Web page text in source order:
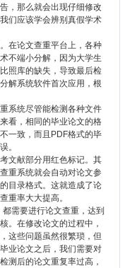
，那么就会出现仔细修改
们应该学会辨别真假学术
在论文查重平台上，各种
不端小分解，因为大学生
照库的缺失，导致最后检
解系统软件首次应用，根
系统尽管能检测各种文件
看，相同的毕业论文的格
一致，而且PDF格式的毕
。
文献部分用红色标记。其
重系统就会自动对论文参
目录格式。这就造成了论
重率大大提高。
需要进行论文查重，达到
。在修改论文的过程中，
这些问题虽然很繁琐，但
业论文之后，我们需要对
测后的论文重复率过高，